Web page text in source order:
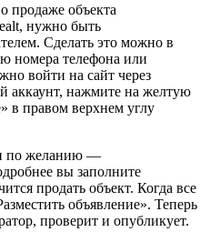
продаже объекта
нужно быть
Сделать это можно в
номера телефона или
войти на сайт через
аккаунт, нажмите на желтую
в правом верхнем углу
по желанию —
вы заполните
продать объект. Когда все
объявление». Теперь
проверит и опубликует.